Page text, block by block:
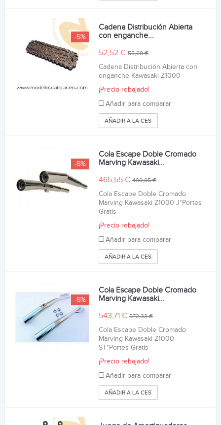
-5%
Cadena Distribución Abierta
con enganche...
52,52 €55,28 €
Cadena Distribución Abierta con
enganche Kawasaki Z1000
¡Precio rebajado!
Añadir para comparar
AÑADIR A LA CESTA
-5%
Cola Escape Doble Cromado
Marving Kawasaki...
465,55 €490,05 €
Cola Escape Doble Cromado
Marving Kawasaki Z1000 J*Portes
Gratis
¡Precio rebajado!
Añadir para comparar
AÑADIR A LA CESTA
-5%
Cola Escape Doble Cromado
Marving Kawasaki...
543,71 €572,33 €
Cola Escape Doble Cromado
Marving Kawasaki Z1000
ST*Portes Gratis
¡Precio rebajado!
Añadir para comparar
AÑADIR A LA CESTA